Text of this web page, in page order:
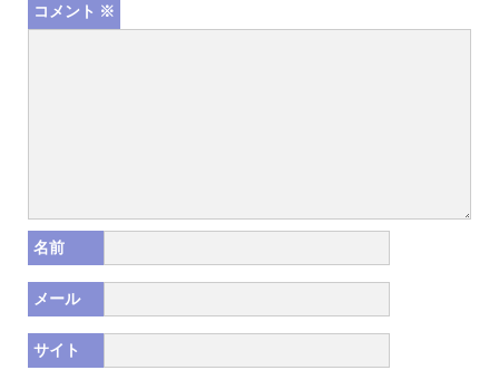
コメント ※
名前
メール
サイト